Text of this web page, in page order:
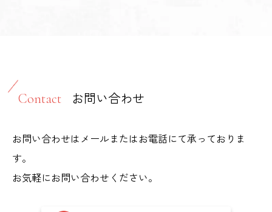
Contact お問い合わせ
お問い合わせはメールまたはお電話にて承っておりま
す。
お気軽にお問い合わせください。